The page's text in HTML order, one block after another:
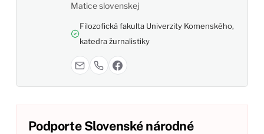
Matice slovenskej
Filozofická fakulta Univerzity Komenského,
katedra žurnalistiky
Podporte Slovenské národné